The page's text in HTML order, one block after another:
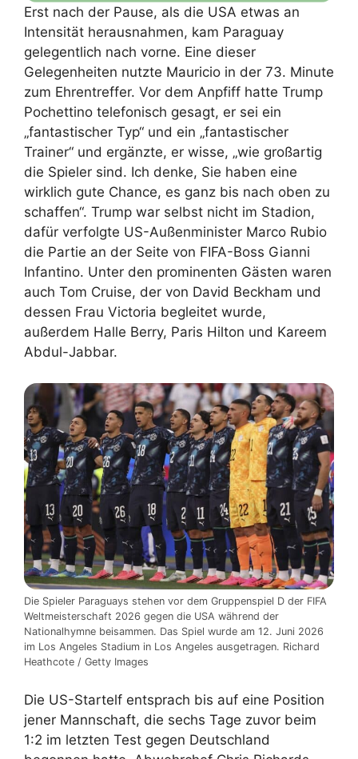
Erst nach der Pause, als die USA etwas an
Intensität herausnahmen, kam Paraguay
gelegentlich nach vorne. Eine dieser
Gelegenheiten nutzte Mauricio in der 73. Minute
zum Ehrentreffer. Vor dem Anpfiff hatte Trump
Pochettino telefonisch gesagt, er sei ein
„fantastischer Typ“ und ein „fantastischer
Trainer“ und ergänzte, er wisse, „wie großartig
die Spieler sind. Ich denke, Sie haben eine
wirklich gute Chance, es ganz bis nach oben zu
schaffen“. Trump war selbst nicht im Stadion,
dafür verfolgte US-Außenminister Marco Rubio
die Partie an der Seite von FIFA-Boss Gianni
Infantino. Unter den prominenten Gästen waren
auch Tom Cruise, der von David Beckham und
dessen Frau Victoria begleitet wurde,
außerdem Halle Berry, Paris Hilton und Kareem
Abdul-Jabbar.
Die Spieler Paraguays stehen vor dem Gruppenspiel D der FIFA
Weltmeisterschaft 2026 gegen die USA während der
Nationalhymne beisammen. Das Spiel wurde am 12. Juni 2026
im Los Angeles Stadium in Los Angeles ausgetragen. Richard
Heathcote / Getty Images
Die US-Startelf entsprach bis auf eine Position
jener Mannschaft, die sechs Tage zuvor beim
1:2 im letzten Test gegen Deutschland